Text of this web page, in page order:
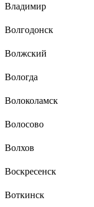
Владимир
Волгодонск
Волжский
Вологда
Волоколамск
Волосово
Волхов
Воскресенск
Воткинск